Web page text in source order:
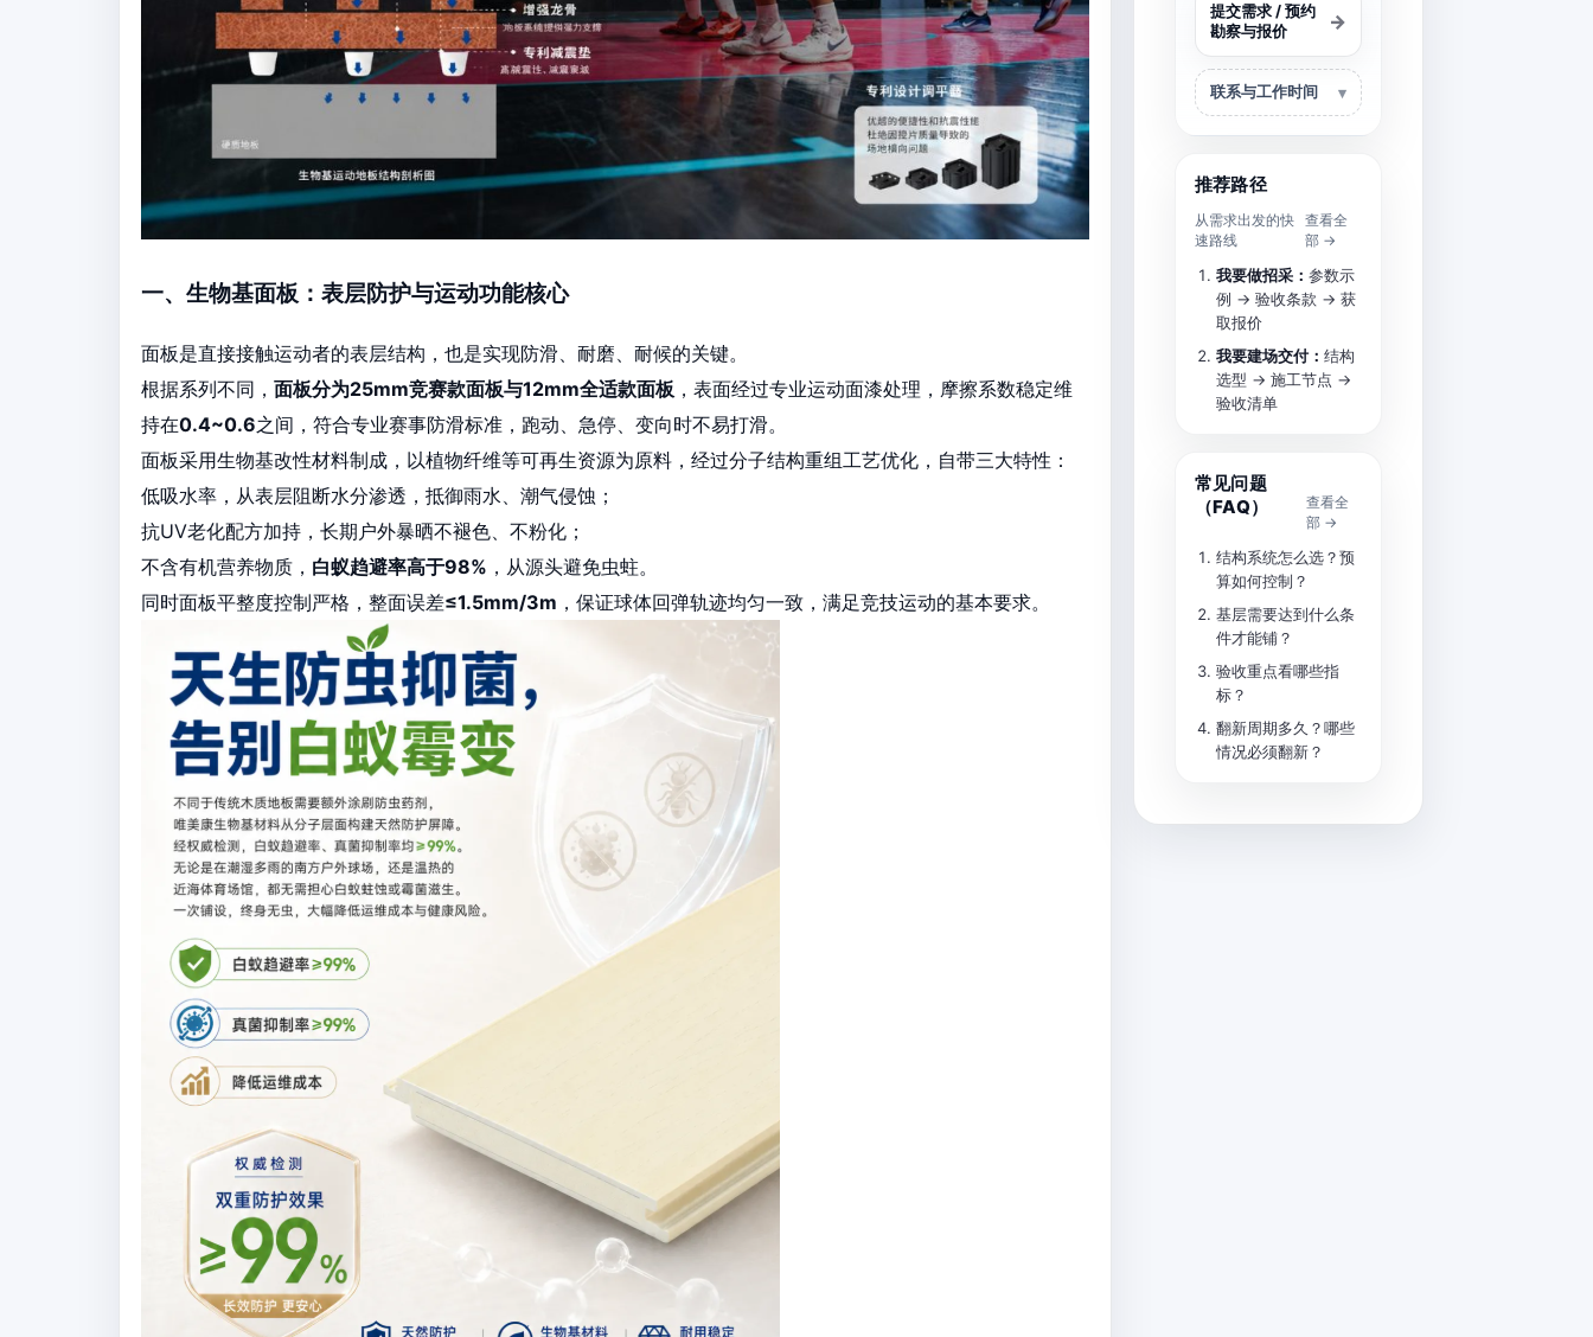
一、生物基面板：表层防护与运动功能核心
面板是直接接触运动者的表层结构，也是实现防滑、耐磨、耐候的关键。
根据系列不同， 面板分为25mm竞赛款面板与12mm全适款面板 ，表面经过专业运动面漆处理，摩擦系数稳定维
持在0.4~0.6之间，符合专业赛事防滑标准，跑动、急停、变向时不易打滑。
面板采用生物基改性材料制成，以植物纤维等可再生资源为原料，经过分子结构重组工艺优化，自带三大特性：
低吸水率，从表层阻断水分渗透，抵御雨水、潮气侵蚀；
抗UV老化配方加持，长期户外暴晒不褪色、不粉化；
不含有机营养物质， 白蚁趋避率高于98% ，从源头避免虫蛀。
同时面板平整度控制严格，整面误差≤1.5mm/3m ，保证球体回弹轨迹均匀一致，满足竞技运动的基本要求。
提交需求 / 预约
勘察与报价
→
联系与工作时间
推荐路径
从需求出发的快
速路线
查看全
部 →
我要做招采： 参数示
例 → 验收条款 → 获
取报价
我要建场交付： 结构
选型 → 施工节点 →
验收清单
常见问题
（FAQ）
查看全
部 →
结构系统怎么选？预
算如何控制？
基层需要达到什么条
件才能铺？
验收重点看哪些指
标？
翻新周期多久？哪些
情况必须翻新？